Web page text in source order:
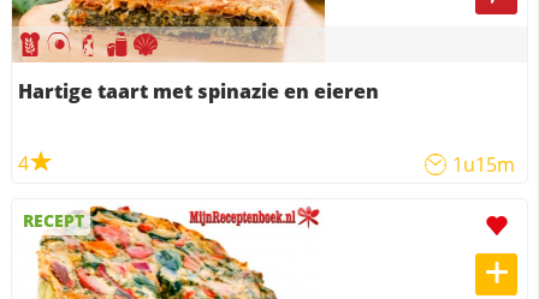
Hartige taart met spinazie en eieren
4 1u15m
RECEPT